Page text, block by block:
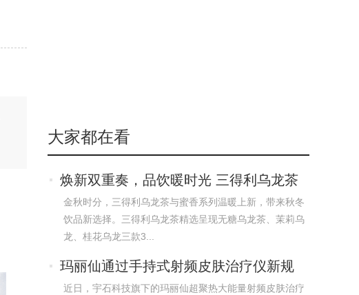
大家都在看
焕新双重奏，品饮暖时光 三得利乌龙茶
与
金秋时分，三得利乌龙茶与蜜香系列温暖上新，带来秋冬
饮品新选择。三得利乌龙茶精选呈现无糖乌龙茶、茉莉乌
龙、桂花乌龙三款3...
玛丽仙通过手持式射频皮肤治疗仪新规
认证
近日，宇石科技旗下的玛丽仙超聚热大能量射频皮肤治疗